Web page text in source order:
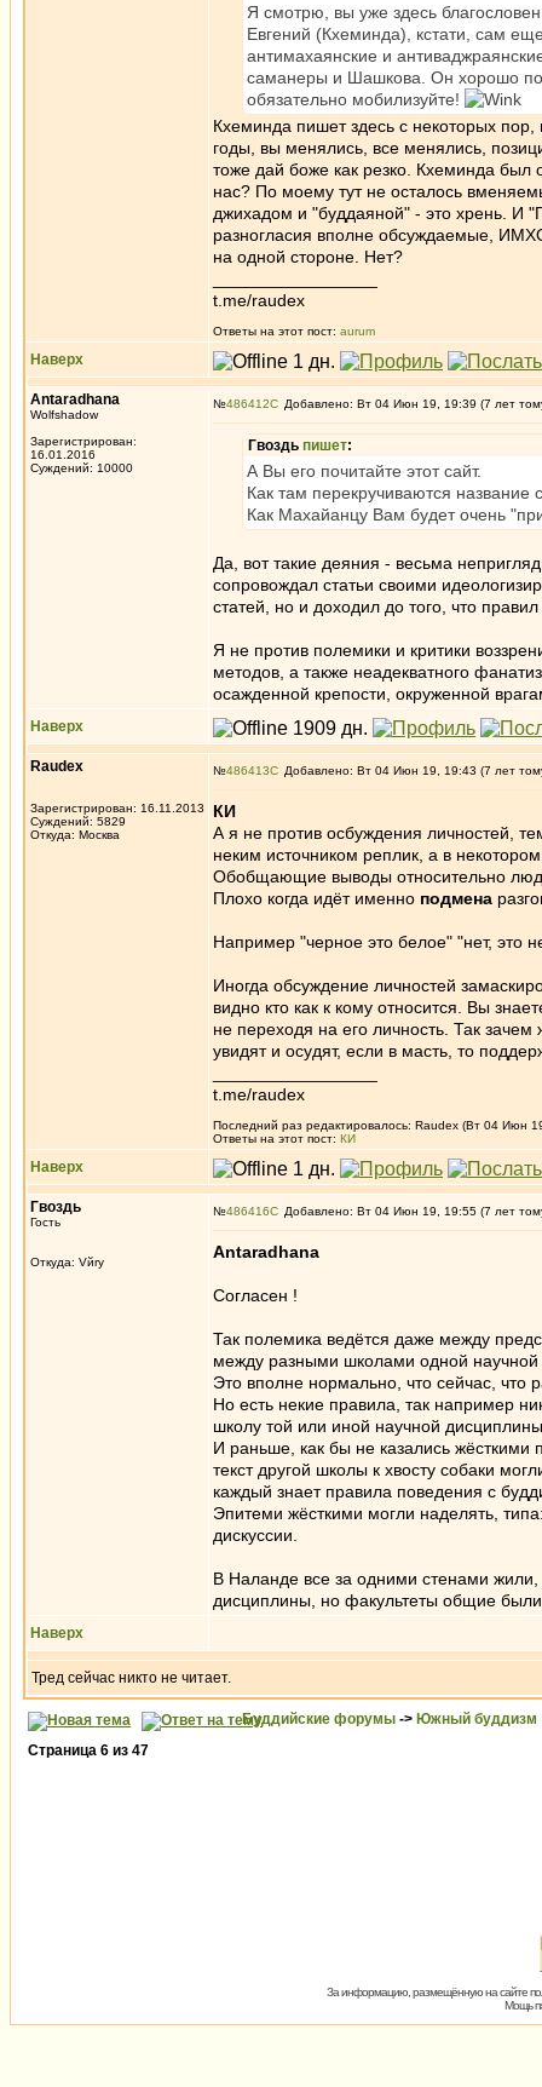
Я смотрю, вы уже здесь
Евгений (Кхеминда), кстати, сам
антимахаянские и
саманеры и Шашкова. Он хорошо
обязательно мобилизуйте!
Кхеминда пишет здесь с некоторых
годы, вы менялись, все менялись,
тоже дай боже как резко. Кхеминда был
нас? По моему тут не осталось
джихадом и "буддаяной" - это хрень. И
разногласия вполне обсуждаемые,
на одной стороне. Нет?
t.me/raudex
Ответы на этот пост: aurum
Наверх
Antaradhana
Wolfshadow
Зарегистрирован:
16.01.2016
Суждений: 10000
№486412 Добавлено: Вт 04 Июн 19, 19:39 (7 лет
Гвоздь пишет:
А Вы его почитайте этот сайт.
Как там перекручиваются название
Как Махайанцу Вам будет очень
Да, вот такие деяния - весьма
сопровождал статьи своими
статей, но и доходил до того, что
Я не против полемики и критики
методов, а также неадекватного
осажденной крепости, окруженной
Наверх
Raudex
Зарегистрирован: 16.11.2013
Суждений: 5829
Откуда: Москва
№486413 Добавлено: Вт 04 Июн 19, 19:43 (7 лет
КИ
А я не против осбуждения личностей,
неким источником реплик, а в
Обобщающие выводы относительно
Плохо когда идёт именно подмена
Например "черное это белое" "нет, это
Иногда обсуждение личностей
видно кто как к кому относится. Вы
не переходя на его личность. Так
увидят и осудят, если в масть, то
t.me/raudex
Последний раз редактировалось: Raudex (Вт 04 Июн
Ответы на этот пост: КИ
Наверх
Гвоздь
Гость
Откуда: Vйry
№486416 Добавлено: Вт 04 Июн 19, 19:55 (7 лет
Antaradhana
Согласен !
Так полемика ведётся даже между
между разными школами одной
Это вполне нормально, что сейчас, что
Но есть некие правила, так например
школу той или иной научной
И раньше, как бы не казались жёсткими
текст другой школы к хвосту собаки
каждый знает правила поведения с
Эпитеми жёсткими могли наделять,
дискуссии.
В Наланде все за одними стенами
дисциплины, но факультеты общие
Наверх
Тред сейчас никто не читает.
Буддийские форумы -> Южный буддизм
Страница 6 из 47
За информацию, размещённую на сайте
Мощь